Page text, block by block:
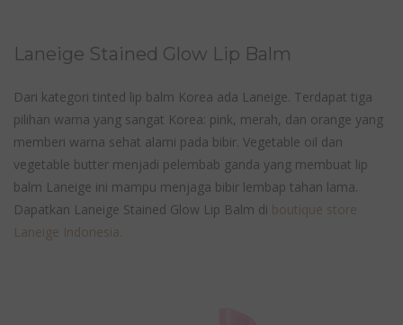
Laneige Stained Glow Lip Balm
Dari kategori tinted lip balm Korea ada Laneige. Terdapat tiga
pilihan warna yang sangat Korea: pink, merah, dan orange yang
memberi warna sehat alami pada bibir. Vegetable oil dan
vegetable butter menjadi pelembab ganda yang membuat lip
balm Laneige ini mampu menjaga bibir lembap tahan lama.
Dapatkan Laneige Stained Glow Lip Balm di boutique store
Laneige Indonesia.